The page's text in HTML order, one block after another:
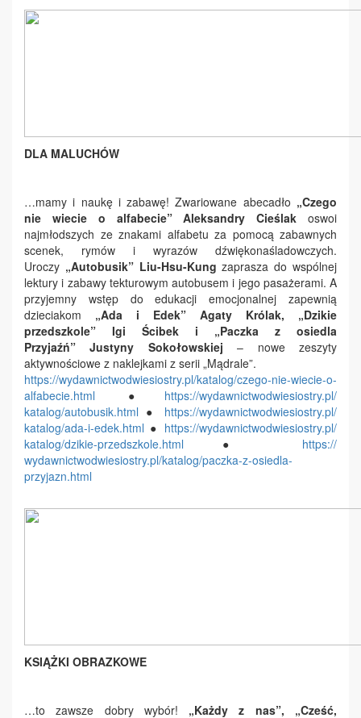
DLA MALUCHÓW
…mamy i naukę i zabawę! Zwariowane abecadło „Czego
nie wiecie o alfabecie”Aleksandry Cieślakoswoi
najmłodszych ze znakami alfabetu za pomocą zabawnych
scenek, rymów i wyrazów dźwiękonaśladowczych.
Uroczy „Autobusik” Liu-Hsu-Kungzaprasza do wspólnej
lektury i zabawy tekturowym autobusem i jego pasażerami. A
przyjemny wstęp do edukacji emocjonalnej zapewnią
dzieciakom
„Ada i Edek” Agaty Królak, „Dzikie
przedszkole” Igi Ścibek i „Paczka z osiedla
Przyjaźń”Justyny Sokołowskiej – nowe zeszyty
aktywnościowe z naklejkami z serii „Mądrale”.
https://wydawnictwodwiesiostry.pl/katalog/czego-nie-wiecie-o-
alfabecie.html
● https://wydawnictwodwiesiostry.pl/
katalog/autobusik.html ● https://wydawnictwodwiesiostry.pl/
katalog/ada-i-edek.html ● https://wydawnictwodwiesiostry.pl/
katalog/dzikie-przedszkole.html ● https://
wydawnictwodwiesiostry.pl/katalog/paczka-z-osiedla-
przyjazn.html
KSIĄŻKI OBRAZKOWE
…to zawsze dobry wybór! „Każdy z nas”, „Cześć,